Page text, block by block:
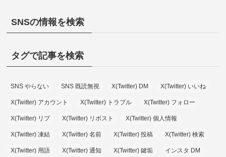
SNSの情報を検索
タグで記事を検索
SNS やらない SNS 既読無視 X(Twitter) DM X(Twitter) いいね
X(Twitter) アカウント X(Twitter) トラブル X(Twitter) フォロー
X(Twitter) リプ X(Twitter) リポスト X(Twitter) 個人情報
X(Twitter) 凍結 X(Twitter) 名前 X(Twitter) 投稿 X(Twitter) 検索
X(Twitter) 用語 X(Twitter) 通知 X(Twitter) 鍵垢 インスタ DM